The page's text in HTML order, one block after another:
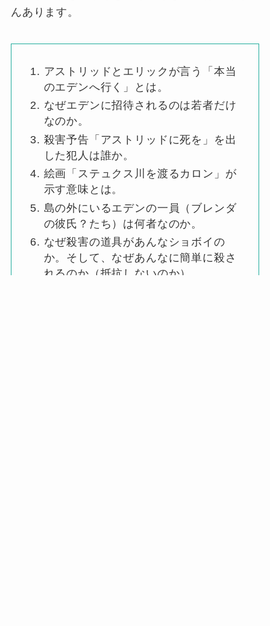
んあります。
アストリッドとエリックが言う「本当
のエデンへ行く」とは。
なぜエデンに招待されるのは若者だけ
なのか。
殺害予告「アストリッドに死を」を出
した犯人は誰か。
絵画「ステュクス川を渡るカロン」が
示す意味とは。
島の外にいるエデンの一員（ブレンダ
の彼氏？たち）は何者なのか。
なぜ殺害の道具があんなショボイの
か。そして、なぜあんなに簡単に殺さ
れるのか（抵抗しないのか）